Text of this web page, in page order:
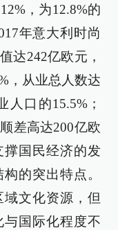
，为12.8%的
年意大利时尚
达242亿欧元，
，从业总人数达
口的15.5%；
差高达200亿欧
撑国民经济的发
的突出特点。
文化资源，但
国际化程度不